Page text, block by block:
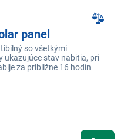
panel
so všetkými
ukazujúce stav nabitia, pri
za približne 16 hodín